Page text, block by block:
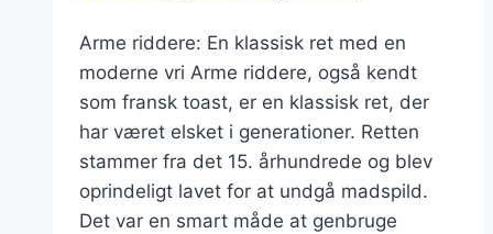
Arme riddere: En klassisk ret med en
moderne vri Arme riddere, også kendt
som fransk toast, er en klassisk ret, der
har været elsket i generationer. Retten
stammer fra det 15. århundrede og blev
oprindeligt lavet for at undgå madspild.
Det var en smart måde at genbruge